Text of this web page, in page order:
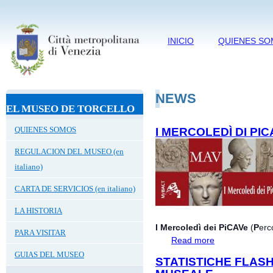
INICIO QUIENES
EL MUSEO DE TORCELLO
QUIENES SOMOS
REGULACION DEL MUSEO (en
italiano)
CARTA DE SERVICIOS (en italiano)
LA HISTORIA
PARA VISITAR
GUIAS DEL MUSEO
NEWS
I MERCOLEDÌ DI
I Mercoledì dei PiCAVe (P
Read more
STATISTICHE